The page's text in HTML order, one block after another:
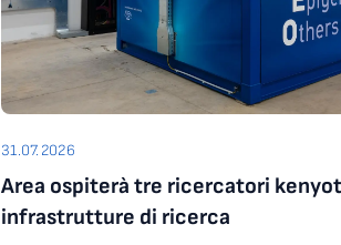
31.07.2026
Area ospiterà tre ricercatori
infrastrutture di ricerca